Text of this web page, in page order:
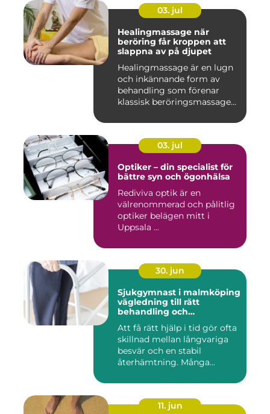
03. jul
Healingmassage när
beröring får kroppen att
slappna av på djupet
Healingmassage är en lugn
och inkännande form av
behandling som förenar
klassisk beröringsmassage
03. jul
Optiker – din specialist för
bättre syn och ögonhälsa
Rediviva optik är en
välrenommerad och pålitlig
optiker belägen mitt i
Uppsala ...
30. jun
Sjukgymnast i malmköping
vägledning till rätt
behandling och
Att få rätt hjälp i tid gör ofta
skillnad mellan långvariga
besvär och en stabil
återhämtning. Många...
11. jun